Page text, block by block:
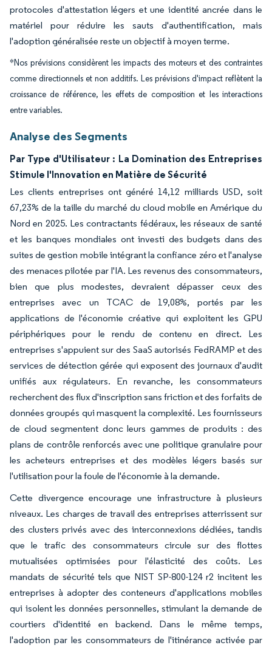
protocoles d'attestation légers et une identité ancrée dans le
matériel pour réduire les sauts d'authentification, mais
l'adoption généralisée reste un objectif à moyen terme.
*Nos prévisions considèrent les impacts des moteurs et des contraintes
comme directionnels et non additifs. Les prévisions d'impact reflètent la
croissance de référence, les effets de composition et les interactions
entre variables.
Analyse des Segments
Par Type d'Utilisateur : La Domination des Entreprises
Stimule l'Innovation en Matière de Sécurité
Les clients entreprises ont généré 14,12 milliards USD, soit
67,23% de la taille du marché du cloud mobile en Amérique du
Nord en 2025. Les contractants fédéraux, les réseaux de santé
et les banques mondiales ont investi des budgets dans des
suites de gestion mobile intégrant la confiance zéro et l'analyse
des menaces pilotée par l'IA. Les revenus des consommateurs,
bien que plus modestes, devraient dépasser ceux des
entreprises avec un TCAC de 19,08%, portés par les
applications de l'économie créative qui exploitent les GPU
périphériques pour le rendu de contenu en direct. Les
entreprises s'appuient sur des SaaS autorisés FedRAMP et des
services de détection gérée qui exposent des journaux d'audit
unifiés aux régulateurs. En revanche, les consommateurs
recherchent des flux d'inscription sans friction et des forfaits de
données groupés qui masquent la complexité. Les fournisseurs
de cloud segmentent donc leurs gammes de produits : des
plans de contrôle renforcés avec une politique granulaire pour
les acheteurs entreprises et des modèles légers basés sur
l'utilisation pour la foule de l'économie à la demande.
Cette divergence encourage une infrastructure à plusieurs
niveaux. Les charges de travail des entreprises atterrissent sur
des clusters privés avec des interconnexions dédiées, tandis
que le trafic des consommateurs circule sur des flottes
mutualisées optimisées pour l'élasticité des coûts. Les
mandats de sécurité tels que NIST SP-800-124 r2 incitent les
entreprises à adopter des conteneurs d'applications mobiles
qui isolent les données personnelles, stimulant la demande de
courtiers d'identité en backend. Dans le même temps,
l'adoption par les consommateurs de l'itinérance activée par